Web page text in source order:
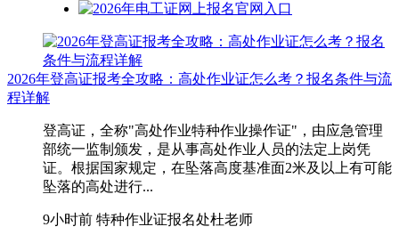
2026年登高证报考全攻略：高处作业证怎么考？报名条件与流
程详解
登高证，全称"高处作业特种作业操作证"，由应急管理
部统一监制颁发，是从事高处作业人员的法定上岗凭
证。根据国家规定，在坠落高度基准面2米及以上有可能
坠落的高处进行...
9小时前 特种作业证报名处杜老师